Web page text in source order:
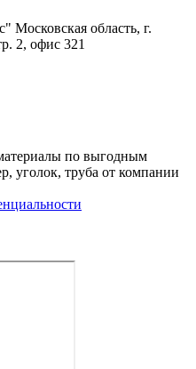
область, г.
2, офис 321
по выгодным
уголок, труба от компании